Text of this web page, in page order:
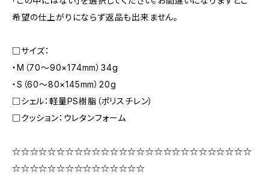
希望の仕上がりにならず返品も出来ません。
□サイズ：
・M（70〜90×174mm）34g
・S（60〜80×145mm）20g
□シェル：軽量PS樹脂（ポリスチレン）
□クッション：ウレタンフォーム
☆☆☆☆☆☆☆☆☆☆☆☆☆☆☆☆☆☆☆☆☆☆☆☆☆☆☆
☆☆☆☆☆☆☆☆☆☆☆☆☆☆☆